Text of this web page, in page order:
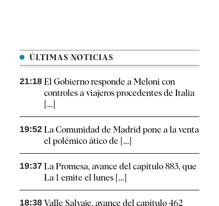
ÚLTIMAS NOTICIAS
21:18 El Gobierno responde a Meloni con
controles a viajeros procedentes de Italia
[...]
19:52 La Comunidad de Madrid pone a la venta
el polémico ático de [...]
19:37 La Promesa, avance del capítulo 883, que
La 1 emite el lunes [...]
18:38 Valle Salvaje, avance del capítulo 462